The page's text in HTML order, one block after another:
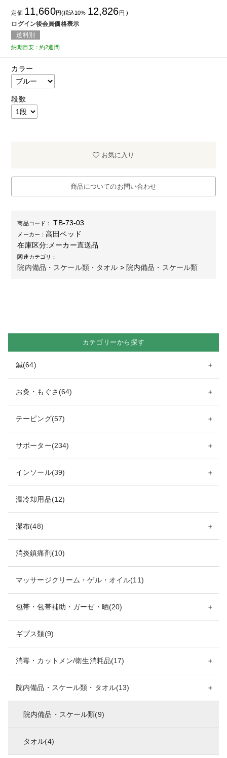
定価 11,660円(税込10% 12,826円 )
ログイン後会員価格表示
送料別
納期目安：約2週間
カラー
段数
お気に入り
商品についてのお問い合わせ
商品コード： TB-73-03
メーカー： 高田ベッド
在庫区分: メーカー直送品
関連カテゴリ：
院内備品・スケール類・タオル > 院内備品・スケール類
カテゴリーから探す
鍼(64) ＋
お灸・もぐさ(64) ＋
テーピング(57) ＋
サポーター(234) ＋
インソール(39) ＋
温冷却用品(12)
湿布(48) ＋
消炎鎮痛剤(10)
マッサージクリーム・ゲル・オイル(11)
包帯・包帯補助・ガーゼ・晒(20) ＋
ギプス類(9)
消毒・カットメン/衛生消耗品(17) ＋
院内備品・スケール類・タオル(13) ＋
院内備品・スケール類(9)
タオル(4)